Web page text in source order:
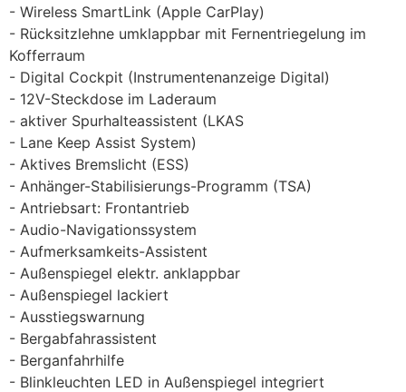
Wireless SmartLink (Apple CarPlay)
Rücksitzlehne umklappbar mit Fernentriegelung im
Kofferraum
Digital Cockpit (Instrumentenanzeige Digital)
12V-Steckdose im Laderaum
aktiver Spurhalteassistent (LKAS
Lane Keep Assist System)
Aktives Bremslicht (ESS)
Anhänger-Stabilisierungs-Programm (TSA)
Antriebsart: Frontantrieb
Audio-Navigationssystem
Aufmerksamkeits-Assistent
Außenspiegel elektr. anklappbar
Außenspiegel lackiert
Ausstiegswarnung
Bergabfahrassistent
Berganfahrhilfe
Blinkleuchten LED in Außenspiegel integriert